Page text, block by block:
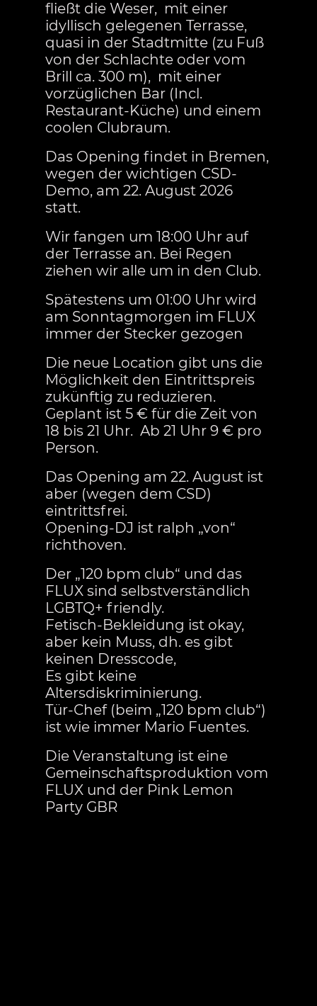
fließt die Weser, mit einer
idyllisch gelegenen Terrasse,
quasi in der Stadtmitte (zu Fuß
von der Schlachte oder vom
Brill ca. 300 m), mit einer
vorzüglichen Bar (Incl.
Restaurant-Küche) und einem
coolen Clubraum.
Das Opening findet in Bremen,
wegen der wichtigen CSD-
Demo, am 22. August 2026
statt.
Wir fangen um 18:00 Uhr auf
der Terrasse an. Bei Regen
ziehen wir alle um in den Club.
Spätestens um 01:00 Uhr wird
am Sonntagmorgen im FLUX
immer der Stecker gezogen
Die neue Location gibt uns die
Möglichkeit den Eintrittspreis
zukünftig zu reduzieren.
Geplant ist 5 € für die Zeit von
18 bis 21 Uhr. Ab 21 Uhr 9 € pro
Person.
Das Opening am 22. August ist
aber (wegen dem CSD)
eintrittsfrei.
Opening-DJ ist ralph „von“
richthoven.
Der „120 bpm club“ und das
FLUX sind selbstverständlich
LGBTQ+ friendly.
Fetisch-Bekleidung ist okay,
aber kein Muss, dh. es gibt
keinen Dresscode,
Es gibt keine
Altersdiskriminierung.
Tür-Chef (beim „120 bpm club“)
ist wie immer Mario Fuentes.
Die Veranstaltung ist eine
Gemeinschaftsproduktion vom
FLUX und der Pink Lemon
Party GBR